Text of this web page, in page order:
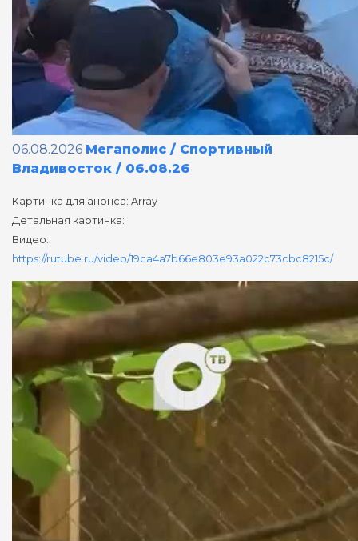
06.08.2026 Мегаполис / Спортивный
Владивосток / 06.08.26
Картинка для анонса: Array
Детальная картинка:
Видео:
https://rutube.ru/video/19ca4a7b66e803e93a022c73cbc8215c/